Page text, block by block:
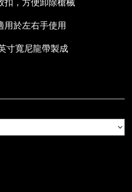
用於左右手使用
寸寬尼龍帶製成